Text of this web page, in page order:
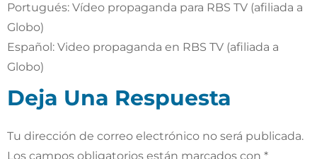
Portugués: Vídeo propaganda para RBS TV (afiliada a
Globo)
Español: Video propaganda en RBS TV (afiliada a
Globo)
Deja Una Respuesta
Tu dirección de correo electrónico no será publicada.
Los campos obligatorios están marcados con *